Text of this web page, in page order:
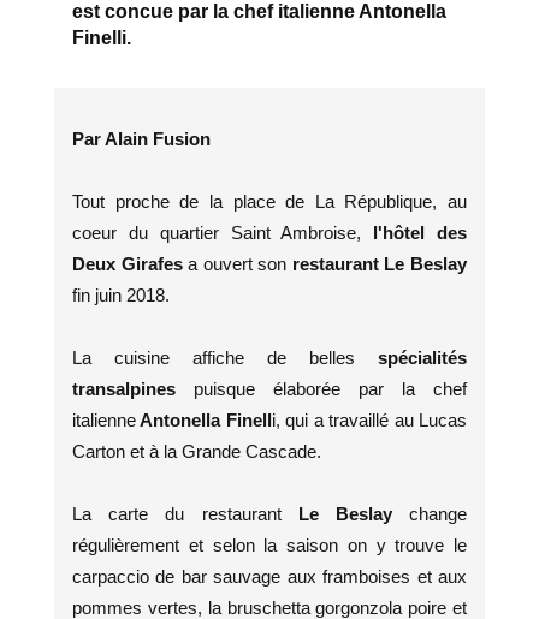
est concue par la chef italienne Antonella
Finelli.
Par Alain Fusion
Tout proche de la place de La République, au
coeur du quartier Saint Ambroise, l'hôtel des
Deux Girafesa ouvert son restaurant Le Beslay
fin juin 2018.
La cuisine affiche de belles spécialités
transalpines puisque élaborée par la chef
italienneAntonella Finelli, qui a travaillé au Lucas
Carton et à la Grande Cascade.
La carte du restaurantLe Beslay change
régulièrement et selon la saison on y trouve le
carpaccio de bar sauvage aux framboises et aux
pommes vertes, la bruschetta gorgonzola poire et